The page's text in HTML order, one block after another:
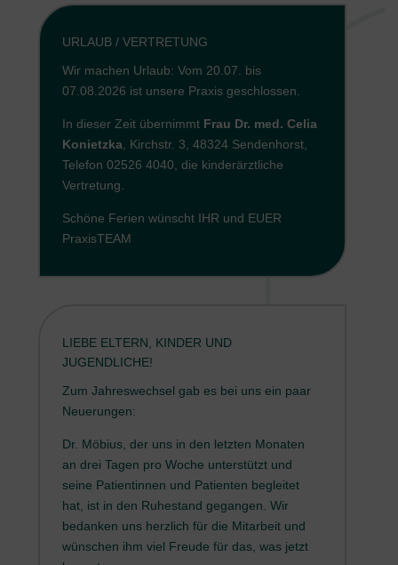
URLAUB / VERTRETUNG
Wir machen Urlaub: Vom 20.07. bis
07.08.2026 ist unsere Praxis geschlossen.
In dieser Zeit übernimmt Frau Dr. med. Celia
Konietzka, Kirchstr. 3, 48324 Sendenhorst,
Telefon 02526 4040, die kinderärztliche
Vertretung.
Schöne Ferien wünscht IHR und EUER
PraxisTEAM
LIEBE ELTERN, KINDER UND
JUGENDLICHE!
Zum Jahreswechsel gab es bei uns ein paar
Neuerungen:
Dr. Möbius, der uns in den letzten Monaten
an drei Tagen pro Woche unterstützt und
seine Patientinnen und Patienten begleitet
hat, ist in den Ruhestand gegangen. Wir
bedanken uns herzlich für die Mitarbeit und
wünschen ihm viel Freude für das, was jetzt